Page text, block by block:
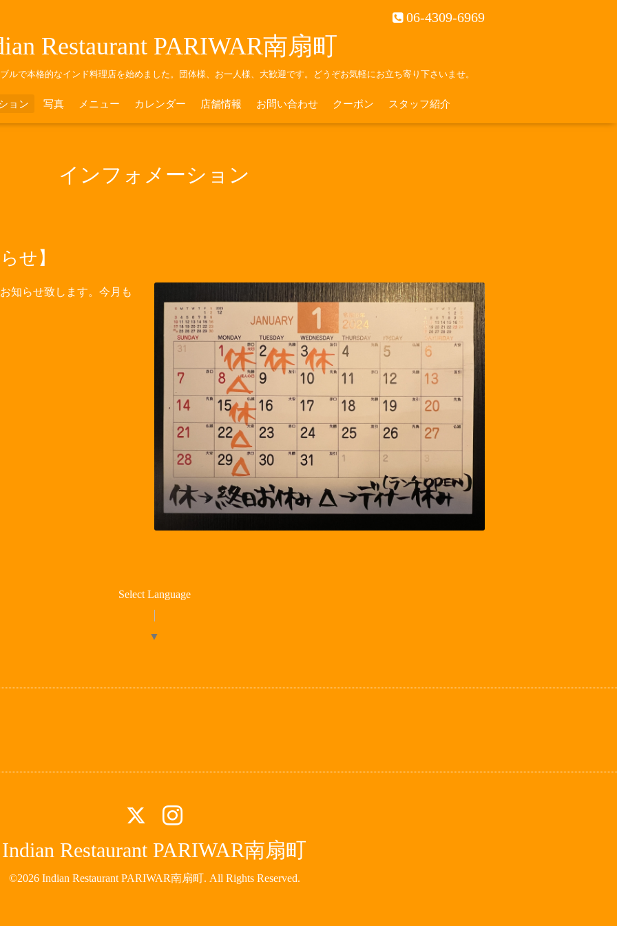
06-4309-6969
Restaurant PARIWAR南扇町
ルで本格的なインド料理店を始めました。団体様、お一人様、大歓迎です。どうぞお気軽にお立ち寄り下さいませ。
ョン 写真 メニュー カレンダー 店舗情報 お問い合わせ クーポン スタッフ紹介
インフォメーション
せ】
知らせ致します。今月も
Select Language
▼
Indian Restaurant PARIWAR南扇町
©2026 Indian Restaurant PARIWAR南扇町. All Rights Reserved.